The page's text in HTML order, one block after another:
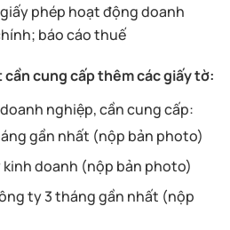
phép hoạt động doanh
báo cáo thuế
cung cấp thêm các giấy tờ:
nghiệp, cần cung cấp:
gần nhất (nộp bản photo)
kinh doanh (nộp bản photo)
ty 3 tháng gần nhất (nộp